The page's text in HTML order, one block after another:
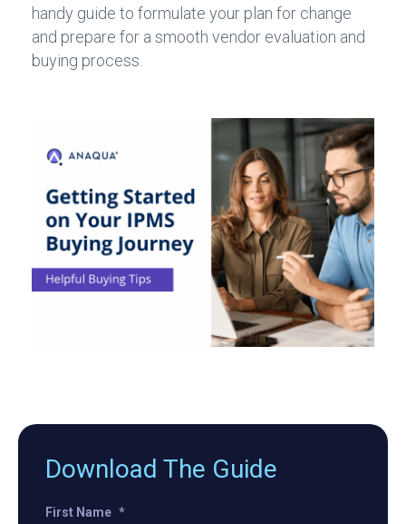
handy guide to formulate your plan for change
and prepare for a smooth vendor evaluation and
buying process.
Download The Guide
First Name *